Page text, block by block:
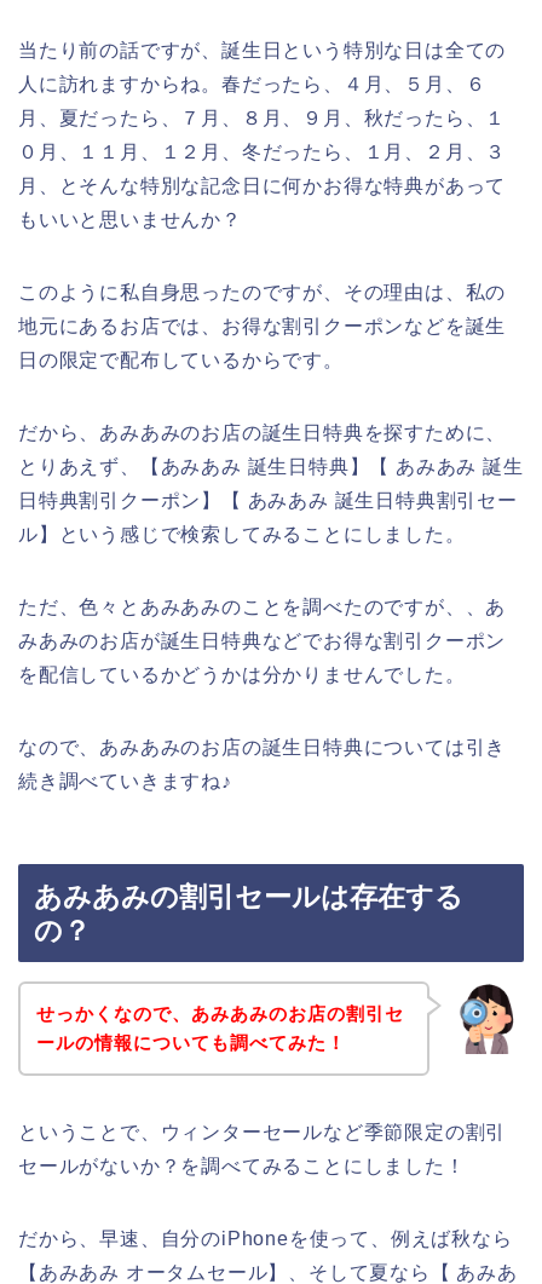
当たり前の話ですが、誕生日という特別な日は全ての
人に訪れますからね。春だったら、４月、５月、６
月、夏だったら、７月、８月、９月、秋だったら、１
０月、１１月、１２月、冬だったら、１月、２月、３
月、とそんな特別な記念日に何かお得な特典があって
もいいと思いませんか？
このように私自身思ったのですが、その理由は、私の
地元にあるお店では、お得な割引クーポンなどを誕生
日の限定で配布しているからです。
だから、あみあみのお店の誕生日特典を探すために、
とりあえず、【あみあみ 誕生日特典】【 あみあみ 誕生
日特典割引クーポン】【 あみあみ 誕生日特典割引セー
ル】という感じで検索してみることにしました。
ただ、色々とあみあみのことを調べたのですが、、あ
みあみのお店が誕生日特典などでお得な割引クーポン
を配信しているかどうかは分かりませんでした。
なので、あみあみのお店の誕生日特典については引き
続き調べていきますね♪
あみあみの割引セールは存在する
の？
せっかくなので、あみあみのお店の割引セ
ールの情報についても調べてみた！
ということで、ウィンターセールなど季節限定の割引
セールがないか？を調べてみることにしました！
だから、早速、自分のiPhoneを使って、例えば秋なら
【あみあみ オータムセール】、そして夏なら【 あみあ